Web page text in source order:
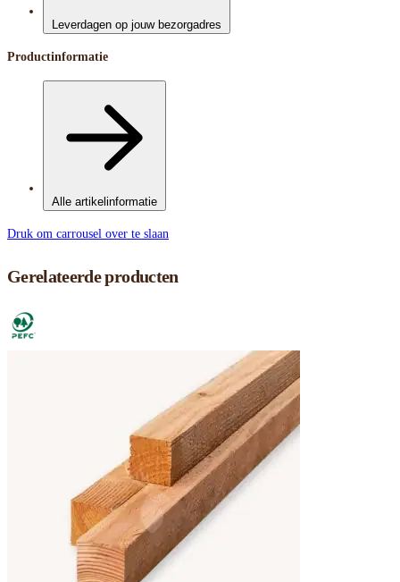
Leverdagen op jouw bezorgadres
Productinformatie
Alle artikelinformatie
Druk om carrousel over te slaan
Gerelateerde producten